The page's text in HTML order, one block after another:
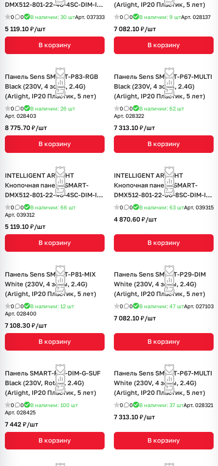
DMX512-801-22-4G-4SC-DIM-IN
White (230V, 2.4G) (IARL, IP20
0 0 В наличии: 30 штАрт. 037333
5 119.10 ₽/шт
В корзину
(Arlight, IP20 Пластик, 5 лет)
0 0 В наличии: 9 штАрт. 028137
7 082.10 ₽/шт
В корзину
Панель Sens SMART-P83-RGB
Black (230V, 4 зоны, 2.4G)
(Arlight, IP20 Пластик, 5 лет)
0 0 В наличии: 26 шт
Арт. 028403
8 775.70 ₽/шт
В корзину
Панель Sens SMART-P67-MULTI
Black (230V, 4 зоны, 2.4G)
(Arlight, IP20 Пластик, 5 лет)
0 0 В наличии: 62 шт
Арт. 028322
7 313.10 ₽/шт
В корзину
INTELLIGENT ARLIGHT
Кнопочная панель SMART-
DMX512-801-22-4G-4SC-DIM-IN
Black (230V, 2.4G) (IARL, IP20
Пластик, 5 лет)
0 0 В наличии: 66 шт
Арт. 039312
5 119.10 ₽/шт
В корзину
INTELLIGENT ARLIGHT
Кнопочная панель SMART-
DMX512-801-22-8G-8SC-DIM-IN
Grey (230V, 2.4G) (IARL, IP20
0 0 В наличии: 63 штАрт. 039315
4 870.60 ₽/шт
В корзину
Панель Sens SMART-P81-MIX
White (230V, 4 зоны, 2.4G)
(Arlight, IP20 Пластик, 5 лет)
0 0 В наличии: 12 шт
Арт. 028400
7 108.30 ₽/шт
В корзину
Панель Sens SMART-P29-DIM
White (230V, 4 зоны, 2.4G)
(Arlight, IP20 Пластик, 5 лет)
0 0 В наличии: 47 штАрт. 027103
7 082.10 ₽/шт
В корзину
Панель SMART-P91-DIM-G-SUF
Black (230V, Rotary, 2.4G)
(Arlight, IP20 Пластик, 5 лет)
0 0 В наличии: 100 шт
Арт. 028425
7 442 ₽/шт
В корзину
Панель Sens SMART-P67-MULTI
White (230V, 4 зоны, 2.4G)
(Arlight, IP20 Пластик, 5 лет)
0 0 В наличии: 37 штАрт. 028321
7 313.10 ₽/шт
В корзину